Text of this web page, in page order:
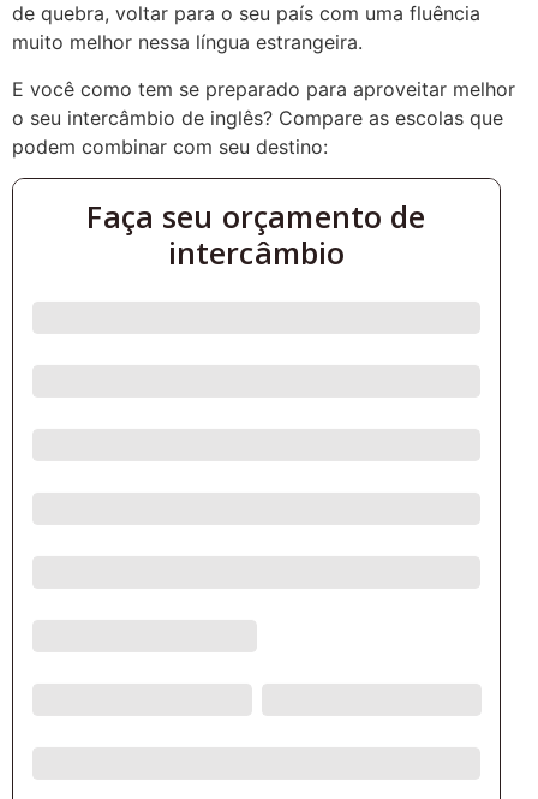
de quebra, voltar para o seu país com uma fluência
muito melhor nessa língua estrangeira.
E você como tem se preparado para aproveitar melhor
o seu intercâmbio de inglês? Compare as escolas que
podem combinar com seu destino: